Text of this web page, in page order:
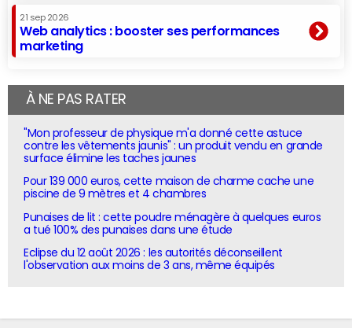
21 sep 2026
Web analytics : booster ses performances
marketing
À NE PAS RATER
"Mon professeur de physique m'a donné cette astuce
contre les vêtements jaunis" : un produit vendu en grande
surface élimine les taches jaunes
Pour 139 000 euros, cette maison de charme cache une
piscine de 9 mètres et 4 chambres
Punaises de lit : cette poudre ménagère à quelques euros
a tué 100% des punaises dans une étude
Eclipse du 12 août 2026 : les autorités déconseillent
l'observation aux moins de 3 ans, même équipés